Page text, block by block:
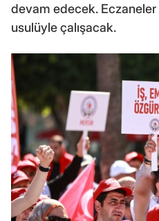
devam edecek.
usulüyle çalışacak.